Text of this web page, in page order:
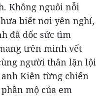
Không nguôi nỗi
biết nơi yên nghỉ,
đã dốc sức tìm
trên mình vết
người thân lặn lội
Kiên từng chiến
mộ của em